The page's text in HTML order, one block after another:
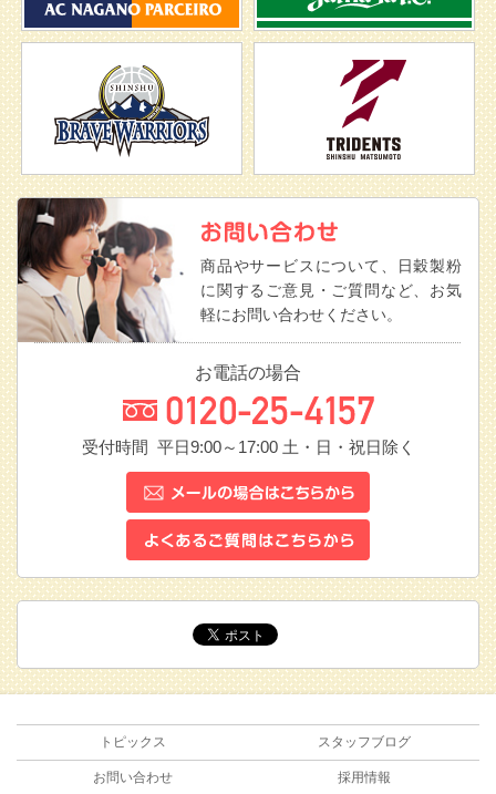
商品やサービスについて、日穀製粉
に関するご意見・ご質問など、お気
軽にお問い合わせください。
お電話の場合
受付時間 平日9:00～17:00土・日・祝日除く
トピックス スタッフブログ
お問い合わせ 採用情報